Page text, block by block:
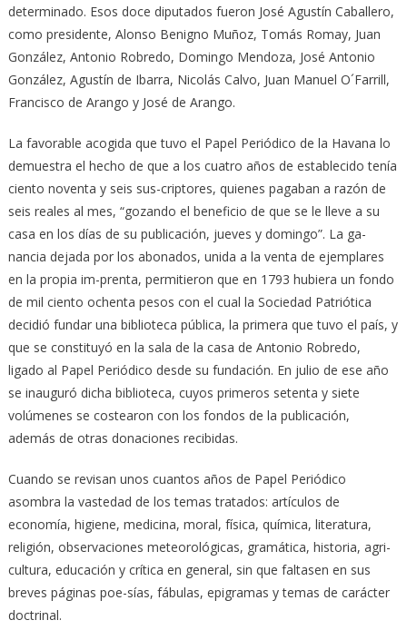
determinado. Esos doce diputados fueron José Agustín Caballero,
como presidente, Alonso Benigno Muñoz, Tomás Romay, Juan
González, Antonio Robredo, Domingo Mendoza, José Antonio
González, Agustín de Ibarra, Nicolás Calvo, Juan Manuel O´Farrill,
Francisco de Arango y José de Arango.
La favorable acogida que tuvo el Papel Periódico de la Havana lo
demuestra el hecho de que a los cuatro años de establecido tenía
ciento noventa y seis sus-criptores, quienes pagaban a razón de
seis reales al mes, “gozando el beneficio de que se le lleve a su
casa en los días de su publicación, jueves y domingo”. La ga-
nancia dejada por los abonados, unida a la venta de ejemplares
en la propia im-prenta, permitieron que en 1793 hubiera un fondo
de mil ciento ochenta pesos con el cual la Sociedad Patriótica
decidió fundar una biblioteca pública, la primera que tuvo el país, y
que se constituyó en la sala de la casa de Antonio Robredo,
ligado al Papel Periódico desde su fundación. En julio de ese año
se inauguró dicha biblioteca, cuyos primeros setenta y siete
volúmenes se costearon con los fondos de la publicación,
además de otras donaciones recibidas.
Cuando se revisan unos cuantos años de Papel Periódico
asombra la vastedad de los temas tratados: artículos de
economía, higiene, medicina, moral, física, química, literatura,
religión, observaciones meteorológicas, gramática, historia, agri-
cultura, educación y crítica en general, sin que faltasen en sus
breves páginas poe-sías, fábulas, epigramas y temas de carácter
doctrinal.